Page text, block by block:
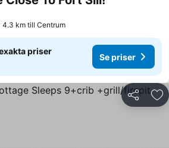
4.3 km till Centrum
priser
Se priser
Dela